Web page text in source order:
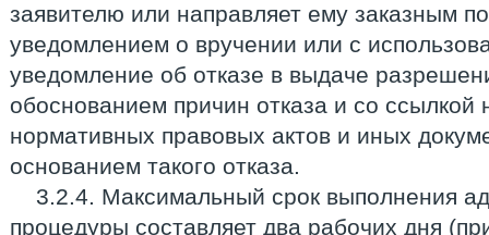
заявителю или направляет ему заказным
уведомлением о вручении или с
уведомление об отказе в выдаче
обоснованием причин отказа и со ссылкой
нормативных правовых актов и иных
основанием такого отказа.
3.2.4. Максимальный срок выполнения
процедуры составляет два рабочих дня